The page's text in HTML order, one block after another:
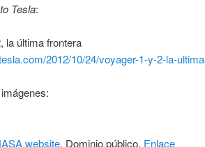
Tesla:
la última frontera
2012/10/24/voyager-1-y-2-la-
website, Dominio público, Enlace